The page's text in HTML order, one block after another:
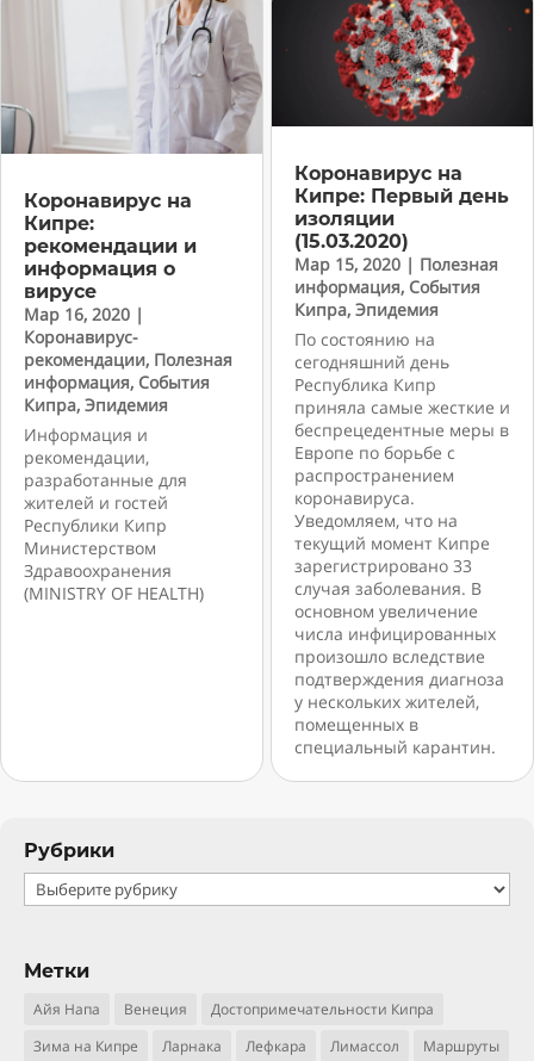
Коронавирус на
Кипре:
рекомендации и
информация о
вирусе
Мар 16, 2020 |
Коронавирус-
рекомендации, Полезная
информация, События
Кипра, Эпидемия
Информация и
рекомендации,
разработанные для
жителей и гостей
Республики Кипр
Министерством
Здравоохранения
(MINISTRY OF HEALTH)
Коронавирус на
Кипре: Первый день
изоляции
(15.03.2020)
Мар 15, 2020 | Полезная
информация, События
Кипра, Эпидемия
По состоянию на
сегодняшний день
Республика Кипр
приняла самые жесткие и
беспрецедентные меры в
Европе по борьбе с
распространением
коронавируса.
Уведомляем, что на
текущий момент Кипре
зарегистрировано 33
случая заболевания. В
основном увеличение
числа инфицированных
произошло вследствие
подтверждения диагноза
у нескольких жителей,
помещенных в
специальный карантин.
Рубрики
Рубрики
Метки
Айя Напа Венеция
Достопримечательности Кипра
Зима на Кипре
Ларнака Лефкара Лимассол Маршруты